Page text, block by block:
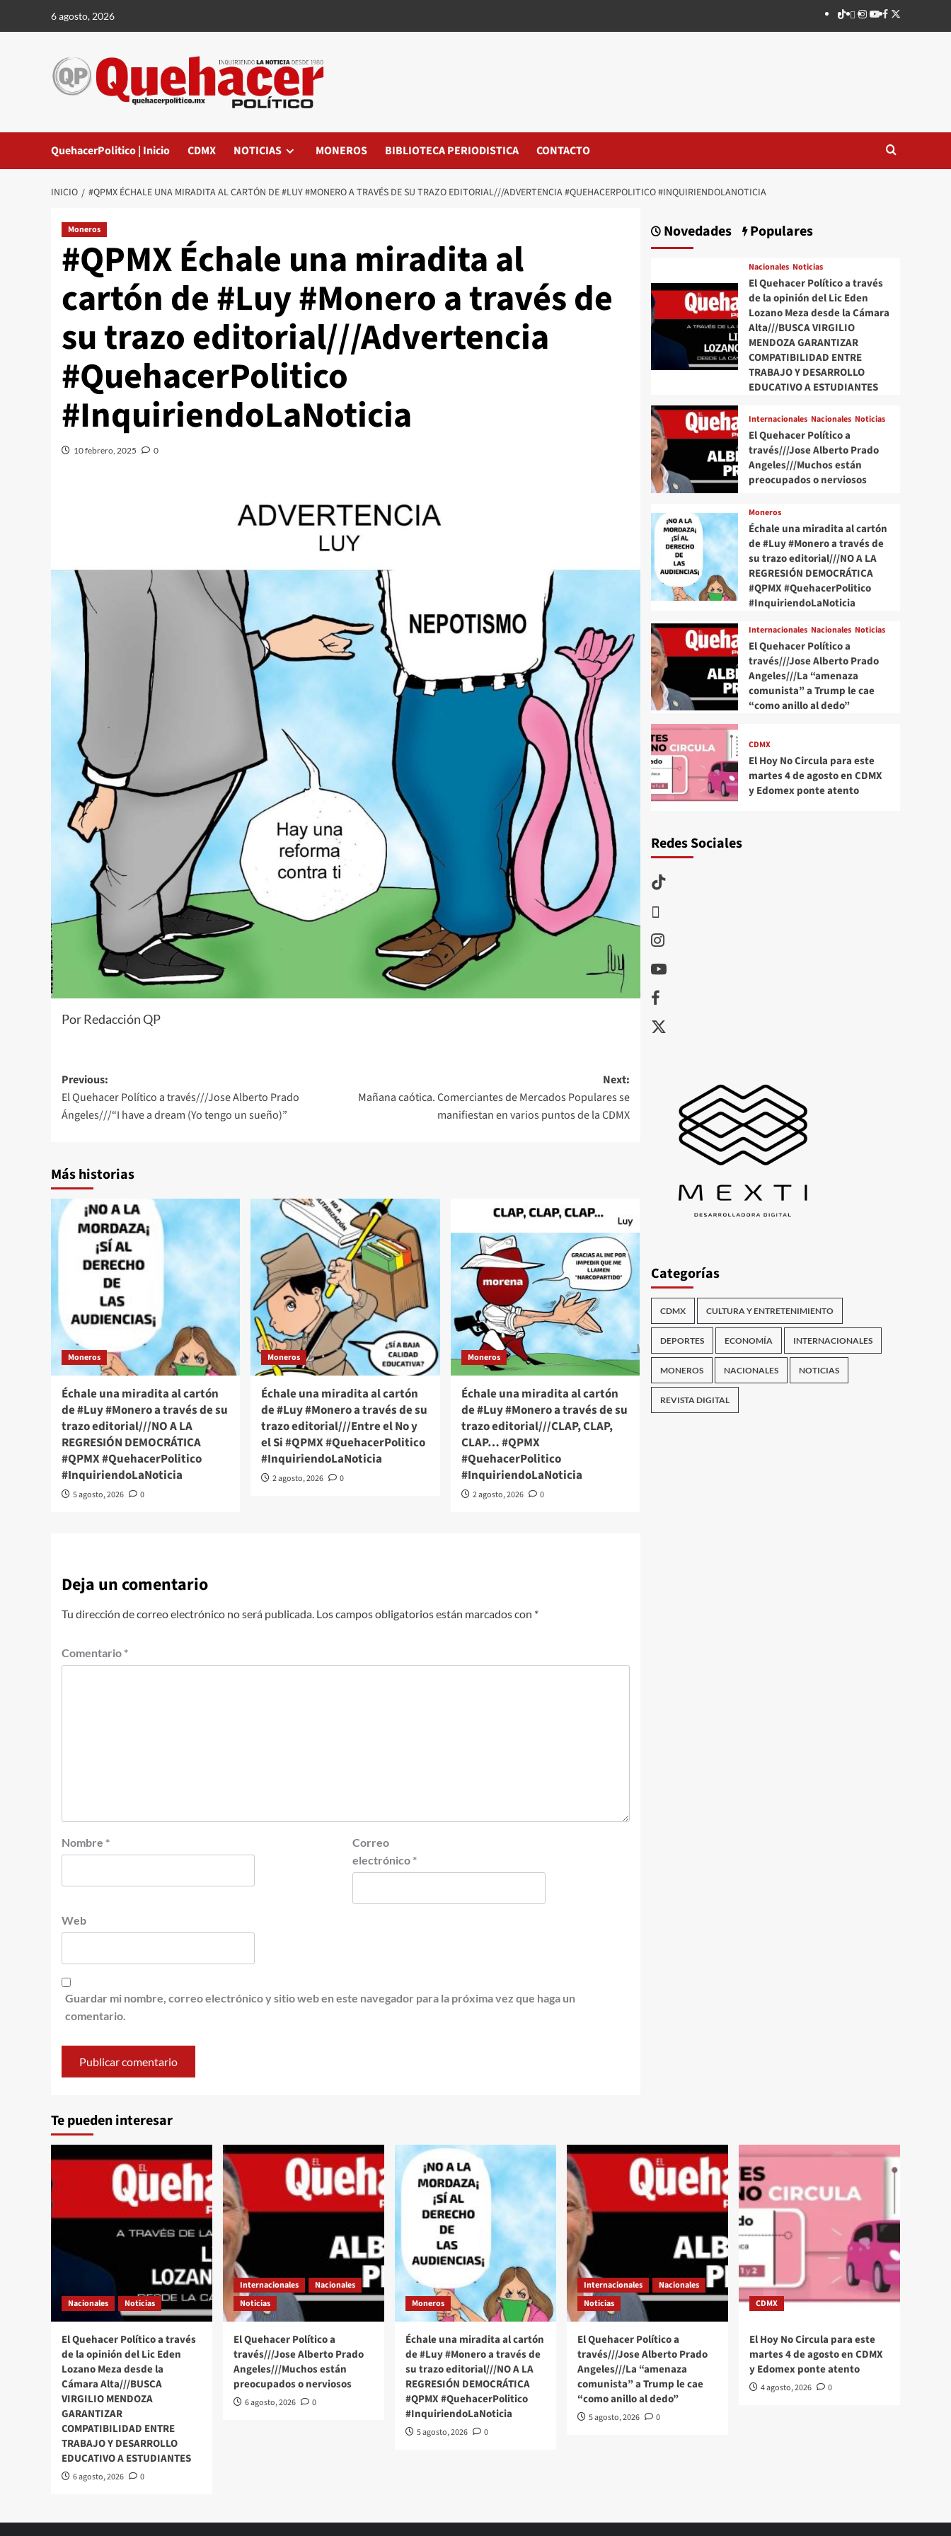
6 agosto, 2026 TikTok
threads
Instagram
Youtube
Facebook
X
QuehacerPolitico | Inicio CDMX NOTICIAS MONEROS BIBLIOTECA PERIODISTICA CONTACTO
INICIO #QPMX ÉCHALE UNA MIRADITA AL CARTÓN DE #LUY #MONERO A TRAVÉS DE SU TRAZO EDITORIAL///ADVERTENCIA #QUEHACERPOLITICO #INQUIRIENDOLANOTICIA
Moneros
#QPMX Échale una miradita al
cartón de #Luy #Monero a través de
su trazo editorial///Advertencia
#QuehacerPolitico
#InquiriendoLaNoticia
10 febrero, 2025 0
Por Redacción QP
Post
navigation
Previous:
El Quehacer Político a través///Jose Alberto Prado
Ángeles///“I have a dream (Yo tengo un sueño)”
Next:
Mañana caótica. Comerciantes de Mercados Populares se
manifiestan en varios puntos de la CDMX
Más historias
Moneros
Échale una miradita al cartón
de #Luy #Monero a través de su
trazo editorial///NO A LA
REGRESIÓN DEMOCRÁTICA
#QPMX #QuehacerPolitico
#InquiriendoLaNoticia
5 agosto, 2026 0
Moneros
Échale una miradita al cartón
de #Luy #Monero a través de su
trazo editorial///Entre el No y
el Si #QPMX #QuehacerPolitico
#InquiriendoLaNoticia
2 agosto, 2026 0
Moneros
Échale una miradita al cartón
de #Luy #Monero a través de su
trazo editorial///CLAP, CLAP,
CLAP… #QPMX
#QuehacerPolitico
#InquiriendoLaNoticia
2 agosto, 2026 0
Deja un comentario
Tu dirección de correo electrónico no será publicada. Los campos obligatorios están marcados con *
Comentario *
Nombre *
Correo
electrónico *
Web
Guardar mi nombre, correo electrónico y sitio web en este navegador para la próxima vez que haga un
comentario.
Novedades Populares
Nacionales Noticias
El Quehacer Político a través
de la opinión del Lic Eden
Lozano Meza desde la Cámara
Alta///BUSCA VIRGILIO
MENDOZA GARANTIZAR
COMPATIBILIDAD ENTRE
TRABAJO Y DESARROLLO
EDUCATIVO A ESTUDIANTES
Internacionales Nacionales Noticias
El Quehacer Político a
través///Jose Alberto Prado
Angeles///Muchos están
preocupados o nerviosos
Moneros
Échale una miradita al cartón
de #Luy #Monero a través de
su trazo editorial///NO A LA
REGRESIÓN DEMOCRÁTICA
#QPMX #QuehacerPolitico
#InquiriendoLaNoticia
Internacionales Nacionales Noticias
El Quehacer Político a
través///Jose Alberto Prado
Angeles///La “amenaza
comunista” a Trump le cae
“como anillo al dedo”
CDMX
El Hoy No Circula para este
martes 4 de agosto en CDMX
y Edomex ponte atento
Redes Sociales
TikTok
Instagram
Youtube
Facebook
X
Categorías
CDMX CULTURA Y ENTRETENIMIENTO
DEPORTES ECONOMÍA INTERNACIONALES
MONEROS NACIONALES NOTICIAS
REVISTA DIGITAL
Te pueden interesar
Nacionales Noticias
El Quehacer Político a través
de la opinión del Lic Eden
Lozano Meza desde la
Cámara Alta///BUSCA
VIRGILIO MENDOZA
GARANTIZAR
COMPATIBILIDAD ENTRE
TRABAJO Y DESARROLLO
EDUCATIVO A ESTUDIANTES
6 agosto, 2026 0
Internacionales
Nacionales
Noticias
El Quehacer Político a
través///Jose Alberto Prado
Angeles///Muchos están
preocupados o nerviosos
6 agosto, 2026 0
Moneros
Échale una miradita al cartón
de #Luy #Monero a través de
su trazo editorial///NO A LA
REGRESIÓN DEMOCRÁTICA
#QPMX #QuehacerPolitico
#InquiriendoLaNoticia
5 agosto, 2026 0
Internacionales
Nacionales
Noticias
El Quehacer Político a
través///Jose Alberto Prado
Angeles///La “amenaza
comunista” a Trump le cae
“como anillo al dedo”
5 agosto, 2026 0
CDMX
El Hoy No Circula para este
martes 4 de agosto en CDMX
y Edomex ponte atento
4 agosto, 2026 0